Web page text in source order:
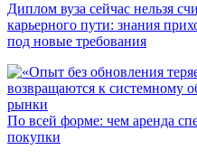
Диплом вуза сейчас нельзя
карьерного пути: знания
под новые требования
рынки
По всей форме: чем аренда
покупки